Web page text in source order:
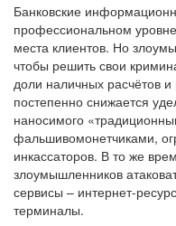
Банковские
профессиональном
места клиентов. Но
чтобы решить свои
доли наличных расчётов
постепенно снижается
наносимого
фальшивомонетчиками,
инкассаторов. В то же
злоумышленников
сервисы – интернет-
терминалы.